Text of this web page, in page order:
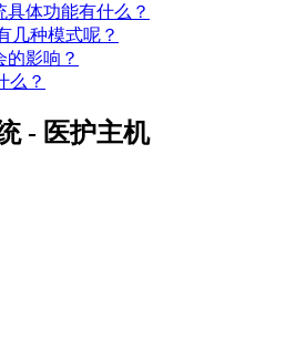
体功能有什么？
几种模式呢？
的影响？
么？
- 医护主机